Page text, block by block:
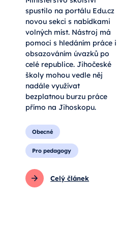
spustilo na portálu Edu.cz
novou sekci s nabídkami
volných míst. Nástroj má
pomoci s hledáním práce i
obsazováním úvazků po
celé republice. Jihočeské
školy mohou vedle něj
nadále využívat
bezplatnou burzu práce
přímo na Jihoskopu.
Obecné
Pro pedagogy
Celý článek